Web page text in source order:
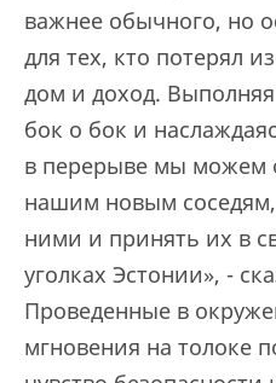
важнее обычного, но
для тех, кто потерял
дом и доход.
бок о бок и
в перерыве мы можем
нашим новым
ними и принять их в
уголках Эстонии», -
Проведенные в
мгновения на толоке